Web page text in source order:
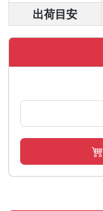
出荷目安